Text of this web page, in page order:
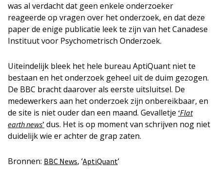
was al verdacht dat geen enkele onderzoeker
reageerde op vragen over het onderzoek, en dat deze
paper de enige publicatie leek te zijn van het Canadese
Instituut voor Psychometrisch Onderzoek.
Uiteindelijk bleek het hele bureau AptiQuant niet te
bestaan en het onderzoek geheel uit de duim gezogen.
De BBC bracht daarover als eerste uitsluitsel. De
medewerkers aan het onderzoek zijn onbereikbaar, en
de site is niet ouder dan een maand. Gevalletje ‘Flat
earth news’ dus. Het is op moment van schrijven nog niet
duidelijk wie er achter de grap zaten.
Bronnen: BBC News, ‘AptiQuant‘